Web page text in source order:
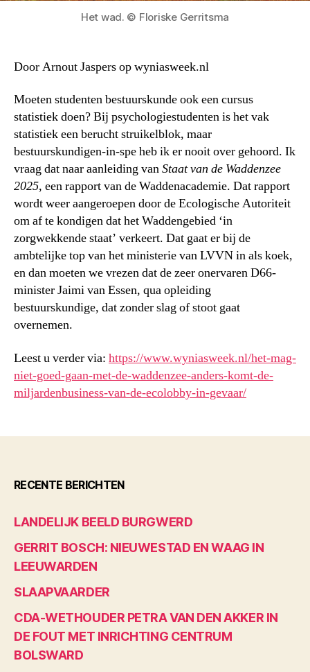
Het wad. © Floriske Gerritsma
Door Arnout Jaspers op wyniasweek.nl
Moeten studenten bestuurskunde ook een cursus
statistiek doen? Bij psychologiestudenten is het vak
statistiek een berucht struikelblok, maar
bestuurskundigen-in-spe heb ik er nooit over gehoord. Ik
vraag dat naar aanleiding vanStaat van de Waddenzee
2025, een rapport van de Waddenacademie. Dat rapport
wordt weer aangeroepen door de Ecologische Autoriteit
om af te kondigen dat het Waddengebied ‘in
zorgwekkende staat’ verkeert. Dat gaat er bij de
ambtelijke top van het ministerie van LVVN in als koek,
en dan moeten we vrezen dat de zeer onervaren D66-
minister Jaimi van Essen, qua opleiding
bestuurskundige, dat zonder slag of stoot gaat
overnemen.
Leest u verder via: https://www.wyniasweek.nl/het-mag-
niet-goed-gaan-met-de-waddenzee-anders-komt-de-
miljardenbusiness-van-de-ecolobby-in-gevaar/
RECENTE BERICHTEN
LANDELIJK BEELD BURGWERD
GERRIT BOSCH: NIEUWESTAD EN WAAG IN
LEEUWARDEN
SLAAPVAARDER
CDA-WETHOUDER PETRA VAN DEN AKKER IN
DE FOUT MET INRICHTING CENTRUM
BOLSWARD